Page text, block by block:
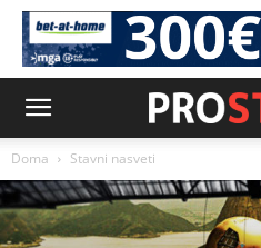
Doma Stavni nasveti